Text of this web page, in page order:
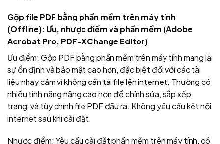
Gộp file PDF bằng phần mềm trên máy tính
(Offline): Ưu, nhược điểm và phần mềm (Adobe
Acrobat Pro, PDF-XChange Editor)
Ưu điểm: Gộp PDF bằng phần mềm trên máy tính mang lại
sự ổn định và bảo mật cao hơn, đặc biệt đối với các tài
liệu nhạy cảm vì không cần tải file lên internet. Thường có
nhiều tính năng nâng cao hơn để chỉnh sửa, sắp xếp
trang, và tùy chỉnh file PDF đầu ra. Không yêu cầu kết nối
internet sau khi cài đặt.
Nhược điểm: Yêu cầu cài đặt phần mềm trên máy tính, có